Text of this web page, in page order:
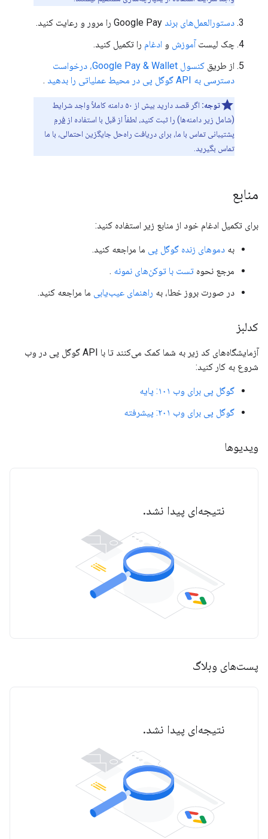
دستورالعمل‌های برند
چک لیستآموزش و ادغام را تکمیل کنید.
از طریق کنسول Google Pay & Wallet،
درخواست
دسترسی به API گوگل پی در محیط عملیاتی را بدهید
.
توجه:
اگر قصد دارید بیش از ۵۰ دامنه کاملاً واجد شرایط
(شامل زیر دامنه‌ها) را ثبت کنید، لطفاً از قبل با استفاده از فرم
پشتیبانی تماس با ما، برای دریافت راه‌حل جایگزین احتمالی، با ما
تماس بگیرید.
منابع
برای تکمیل ادغام خود از منابع زیر استفاده کنید:
به دموهای زنده گوگل پی ما مراجعه کنید.
مرجع نحوه تست با توکن‌های نمونه .
در صورت بروز خطا، به راهنمای عیب‌یابی ما مراجعه کنید.
کدلبز
آزمایشگاه‌های کد زیر به شما کمک می‌کنند تا با API گوگل پی در وب
شروع به کار کنید:
گوگل پی برای وب ۱۰۱: پایه
گوگل پی برای وب ۲۰۱: پیشرفته
ویدیوها
نتیجه‌ای پیدا نشد.
پست‌های وبلاگ
نتیجه‌ای پیدا نشد.